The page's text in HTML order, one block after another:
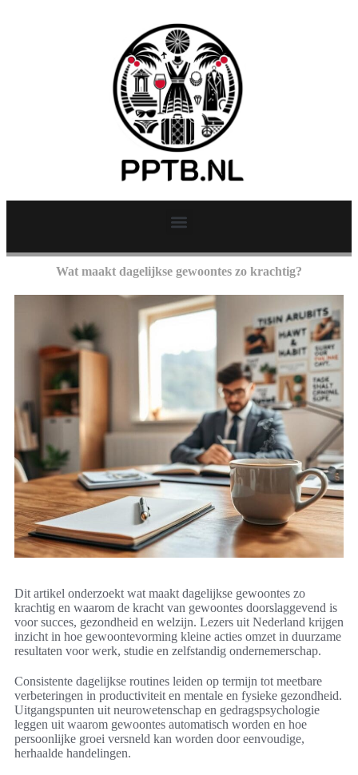
Wat maakt dagelijkse gewoontes zo krachtig?
Dit artikel onderzoekt wat maakt dagelijkse gewoontes zo
krachtig en waarom de kracht van gewoontes doorslaggevend is
voor succes, gezondheid en welzijn. Lezers uit Nederland krijgen
inzicht in hoe gewoontevorming kleine acties omzet in duurzame
resultaten voor werk, studie en zelfstandig ondernemerschap.
Consistente dagelijkse routines leiden op termijn tot meetbare
verbeteringen in productiviteit en mentale en fysieke gezondheid.
Uitgangspunten uit neurowetenschap en gedragspsychologie
leggen uit waarom gewoontes automatisch worden en hoe
persoonlijke groei versneld kan worden door eenvoudige,
herhaalde handelingen.